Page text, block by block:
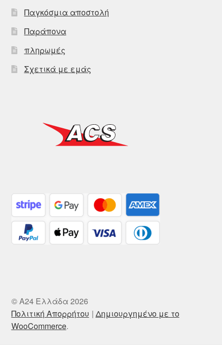
Παγκόσμια αποστολή
Παράπονα
πληρωμές
Σχετικά με εμάς
© A24 Ελλάδα 2026
Πολιτική Απορρήτου
Δημιουργημένο με το
WooCommerce.